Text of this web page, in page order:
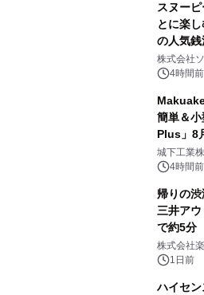
スヌー
とに楽
の人気
ラボレ
ボグッズ
株式会社
4時間前
簡単＆
Plus」8
ーブル1
ぐっと豊
城下工業
4時間前
帰りの渋
三井ア
で約5分
メニュー
株式会社
1日前
ハイセ